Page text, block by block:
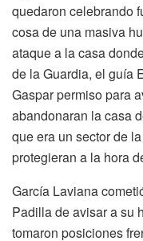
quedaron celebrando
cosa de una masiva
ataque a la casa
de la Guardia, el guía
Gaspar permiso para
abandonaran la casa
que era un sector de
protegieran a la hora
García Laviana
Padilla de avisar a su
tomaron posiciones